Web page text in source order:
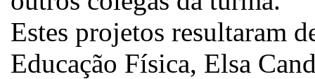
Estes projetos resultaram
Educação Física, Elsa